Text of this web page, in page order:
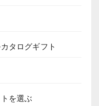
タログギフト
を選ぶ